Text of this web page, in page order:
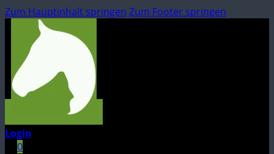
Zum Hauptinhalt springen Zum Footer springen
Login
0